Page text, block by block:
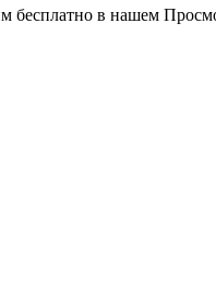
бесплатно в нашем